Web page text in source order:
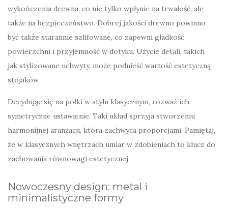
wykończenia drewna, co nie tylko wpłynie na trwałość, ale
także na bezpieczeństwo. Dobrej jakości drewno powinno
być także starannie szlifowane, co zapewni gładkość
powierzchni i przyjemność w dotyku. Użycie detali, takich
jak stylizowane uchwyty, może podnieść wartość estetyczną
stojaków.
Decydując się na półki w stylu klasycznym, rozważ ich
symetryczne ustawienie. Taki układ sprzyja stworzeniu
harmonijnej aranżacji, która zachwyca proporcjami. Pamiętaj,
że w klasycznych wnętrzach umiar w zdobieniach to klucz do
zachowania równowagi estetycznej.
Nowoczesny design: metal i
minimalistyczne formy